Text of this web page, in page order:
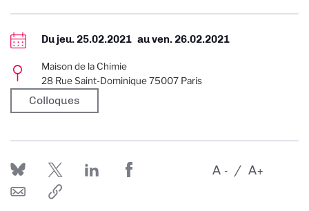
Du jeu. 25.02.2021 auven. 26.02.2021
Maison de la Chimie
28 Rue Saint-Dominique 75007 Paris
Colloques
-
A +
A